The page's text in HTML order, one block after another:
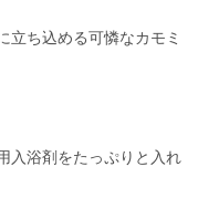
立ち込める可憐なカモミ
入浴剤をたっぷりと入れ